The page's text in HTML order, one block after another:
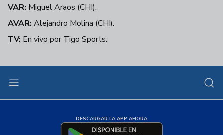
VAR: Miguel Araos (CHI).
AVAR: Alejandro Molina (CHI).
TV: En vivo por Tigo Sports.
DESCARGAR LA APP AHORA